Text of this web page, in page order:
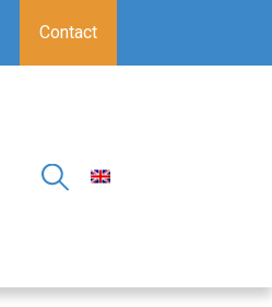
Contact